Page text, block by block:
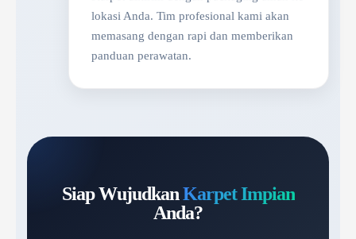
lokasi Anda. Tim profesional kami akan
memasang dengan rapi dan memberikan
panduan perawatan.
Siap WujudkanKarpet Impian
Anda?